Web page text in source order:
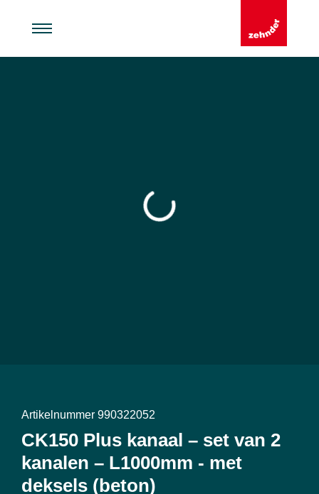
Artikelnummer 990322052
CK150 Plus kanaal – set van 2
kanalen – L1000mm - met
deksels (beton)